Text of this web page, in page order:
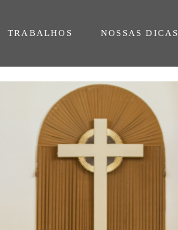
TRABALHOS NOSSAS DICAS